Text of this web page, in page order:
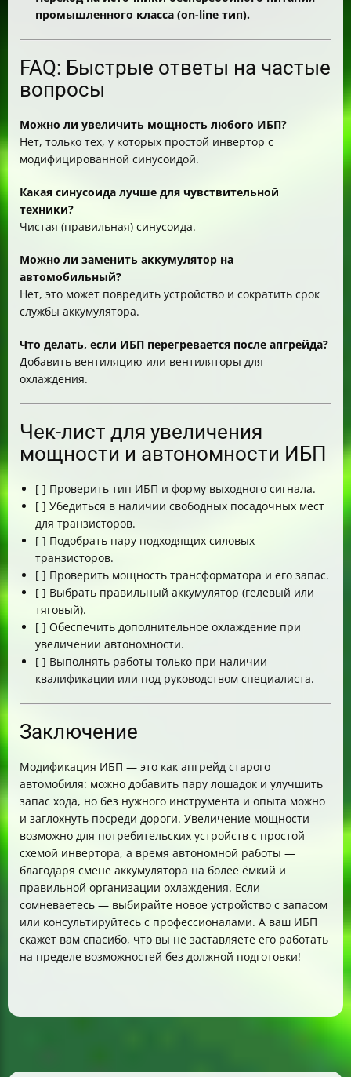
промышленного класса (on-line тип).
FAQ: Быстрые ответы на частые
вопросы
Можно ли увеличить мощность любого ИБП?
Нет, только тех, у которых простой инвертор с
модифицированной синусоидой.
Какая синусоида лучше для чувствительной
техники?
Чистая (правильная) синусоида.
Можно ли заменить аккумулятор на
автомобильный?
Нет, это может повредить устройство и сократить срок
службы аккумулятора.
Что делать, если ИБП перегревается после апгрейда?
Добавить вентиляцию или вентиляторы для
охлаждения.
Чек-лист для увеличения
мощности и автономности ИБП
[ ] Проверить тип ИБП и форму выходного сигнала.
[ ] Убедиться в наличии свободных посадочных мест
для транзисторов.
[ ] Подобрать пару подходящих силовых
транзисторов.
[ ] Проверить мощность трансформатора и его запас.
[ ] Выбрать правильный аккумулятор (гелевый или
тяговый).
[ ] Обеспечить дополнительное охлаждение при
увеличении автономности.
[ ] Выполнять работы только при наличии
квалификации или под руководством специалиста.
Заключение
Модификация ИБП — это как апгрейд старого
автомобиля: можно добавить пару лошадок и улучшить
запас хода, но без нужного инструмента и опыта можно
и заглохнуть посреди дороги. Увеличение мощности
возможно для потребительских устройств с простой
схемой инвертора, а время автономной работы —
благодаря смене аккумулятора на более ёмкий и
правильной организации охлаждения. Если
сомневаетесь — выбирайте новое устройство с запасом
или консультируйтесь с профессионалами. А ваш ИБП
скажет вам спасибо, что вы не заставляете его работать
на пределе возможностей без должной подготовки!